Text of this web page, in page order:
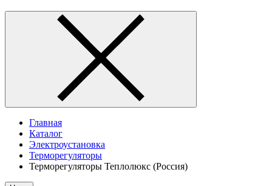
Главная
Каталог
Электроустановка
Терморегуляторы
Терморегуляторы Теплолюкс (Россия)